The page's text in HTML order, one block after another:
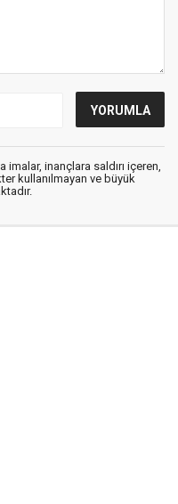
inançlara saldırı içeren,
kullanılmayan ve büyük